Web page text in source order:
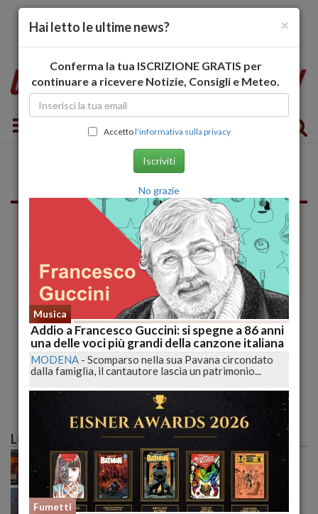
Toggle navigation
Forlì-Cesena
Addio Raoul Casadei, il re del liscio è morto
all’ospedale di Cesena
FORLÌ-CESENA- E' stato, per tutti, il 'Re del Liscio', Raoul
pubblicato il 13/03/2021 10:10
Le più lette
Caldo record sull'Italia: il peggio deve ancora
arrivare, poi una possibile svolta meteo
Incendio tra Lucoli e Roio, massima allerta: continua
il monitoraggio senza sosta delle autorità
×
Hai letto le ultime news?
Conferma la tua ISCRIZIONE GRATIS per
continuare a ricevere Notizie, Consigli e Meteo.
Accettol'informativa sulla privacy
Iscriviti
No grazie
Musica
Addio a Francesco Guccini: si spegne a 86 anni
una delle voci più grandi della canzone italiana
MODENA - Scomparso nella sua Pavana circondato
dalla famiglia, il cantautore lascia un patrimonio...
Fumetti